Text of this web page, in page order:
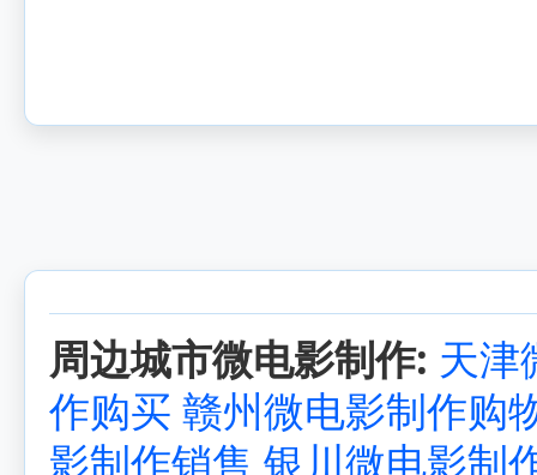
周边城市微电影制作: 天津
作购买 赣州微电影制作购
影制作销售 银川微电影制